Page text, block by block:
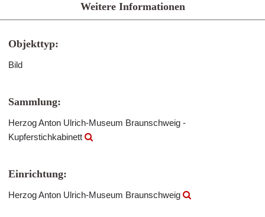
Weitere Informationen
Objekttyp:
Bild
Sammlung:
Herzog Anton Ulrich-Museum Braunschweig -
Kupferstichkabinett
Einrichtung:
Herzog Anton Ulrich-Museum Braunschweig